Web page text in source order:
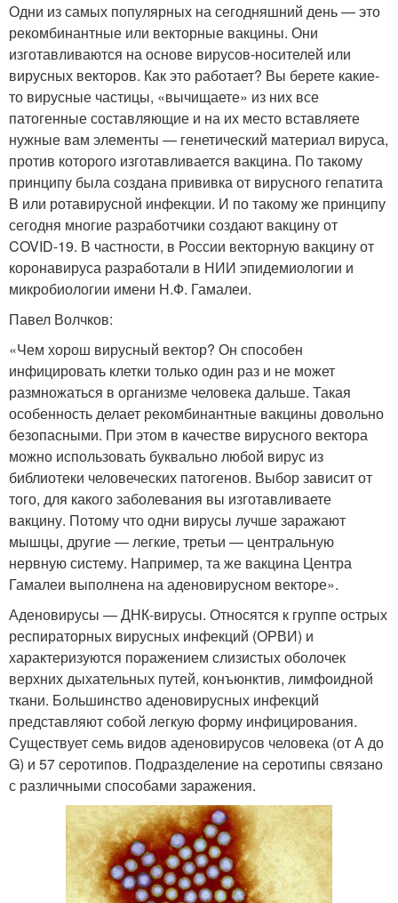
Одни из самых популярных на сегодняшний день — это
рекомбинантные или векторные вакцины. Они
изготавливаются на основе вирусов-носителей или
вирусных векторов. Как это работает? Вы берете какие-
то вирусные частицы, «вычищаете» из них все
патогенные составляющие и на их место вставляете
нужные вам элементы — генетический материал вируса,
против которого изготавливается вакцина. По такому
принципу была создана прививка от вирусного гепатита
B или ротавирусной инфекции. И по такому же принципу
сегодня многие разработчики создают вакцину от
COVID-19. В частности, в России векторную вакцину от
коронавируса разработали в НИИ эпидемиологии и
микробиологии имени Н.Ф. Гамалеи.
Павел Волчков:
«Чем хорош вирусный вектор? Он способен
инфицировать клетки только один раз и не может
размножаться в организме человека дальше. Такая
особенность делает рекомбинантные вакцины довольно
безопасными. При этом в качестве вирусного вектора
можно использовать буквально любой вирус из
библиотеки человеческих патогенов. Выбор зависит от
того, для какого заболевания вы изготавливаете
вакцину. Потому что одни вирусы лучше заражают
мышцы, другие — легкие, третьи — центральную
нервную систему. Например, та же вакцина Центра
Гамалеи выполнена на аденовирусном векторе».
Аденовирусы — ДНК-вирусы. Относятся к группе острых
респираторных вирусных инфекций (ОРВИ) и
характеризуются поражением слизистых оболочек
верхних дыхательных путей, конъюнктив, лимфоидной
ткани. Большинство аденовирусных инфекций
представляют собой легкую форму инфицирования.
Существует семь видов аденовирусов человека (от А до
G) и 57 серотипов. Подразделение на серотипы связано
с различными способами заражения.